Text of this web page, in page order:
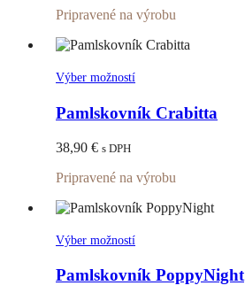
si
môžete
vybrať
stránke
Pripravené na výrobu
Výber možnostíTento
má
viacero
môžete
vybrať
stránke
produktu.
Pamlskovník Crabitta
38,90 € s DPH
Pripravené na výrobu
Výber možnostíTento
má
viacero
Pamlskovník PoppyNight